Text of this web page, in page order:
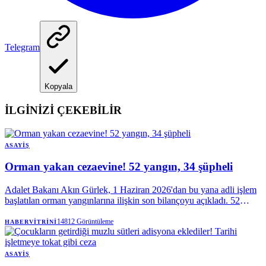
Telegram
Kopyala
İLGİNİZİ ÇEKEBİLİR
ASAYIŞ
Orman yakan cezaevine! 52 yangın, 34 şüpheli
Adalet Bakanı Akın Gürlek, 1 Haziran 2026'dan bu yana adli işlem
başlatılan orman yangınlarına ilişkin son bilançoyu açıkladı. 52
9 şüpheli tutuklandı, 14 kişi hakkında ise adli kontrol kararı verildi.
Gürlek, suç şüphesi bulunan hiçbir yangının faili meçhul kalmasına
izin verilmeyeceğini belirtti.
HABERVITRINI14812 Görüntüleme
ASAYIŞ